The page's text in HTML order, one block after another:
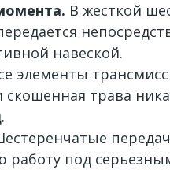
В жесткой
навеской.
элементы
трава
под